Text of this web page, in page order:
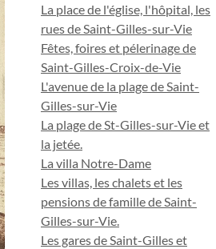
La place de l'église, l'hôpital, les
rues de Saint-Gilles-sur-Vie
Fêtes, foires et pélerinage de
Saint-Gilles-Croix-de-Vie
L'avenue de la plage de Saint-
Gilles-sur-Vie
La plage de St-Gilles-sur-Vie et
la jetée.
La villa Notre-Dame
Les villas, les chalets et les
pensions de famille de Saint-
Gilles-sur-Vie.
Les gares de Saint-Gilles et